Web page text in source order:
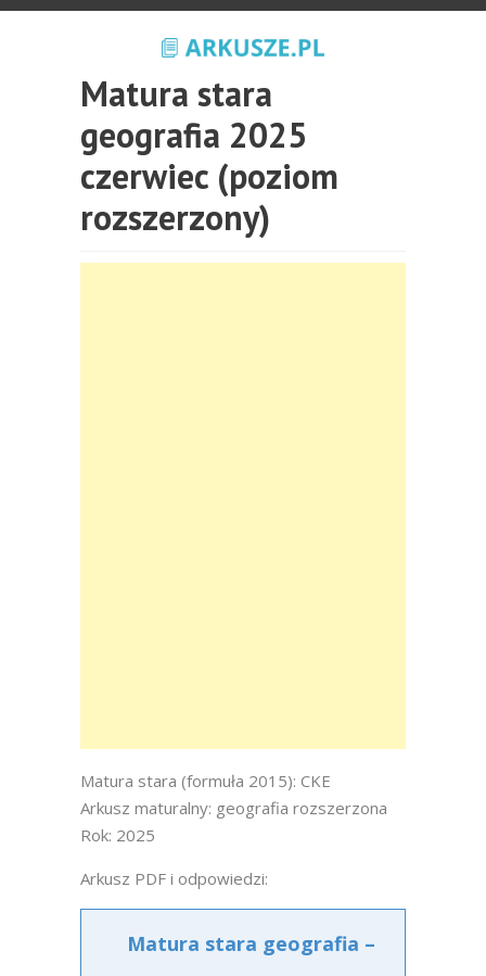
Matura stara
geografia 2025
czerwiec (poziom
rozszerzony)
Matura stara (formuła 2015): CKE
Arkusz maturalny: geografia rozszerzona
Rok: 2025
Arkusz PDF i odpowiedzi:
Matura stara geografia –